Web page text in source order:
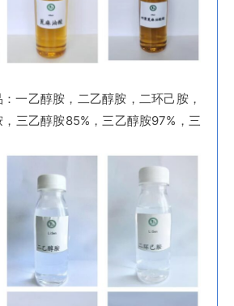
一乙醇胺，二乙醇胺，二环己胺，
三乙醇胺85%，三乙醇胺97%，三